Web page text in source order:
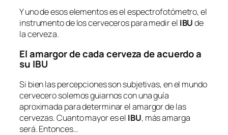
Y uno de esos elementos es el espectrofotómetro, el
instrumento de los cerveceros para medir el IBUde
la cerveza.
El amargor de cada cerveza de acuerdo a
su IBU
Si bien las percepciones son subjetivas, en el mundo
cervecero solemos guiarnos con una guía
aproximada para determinar el amargor de las
cervezas. Cuanto mayor es el IBU, más amarga
será. Entonces…